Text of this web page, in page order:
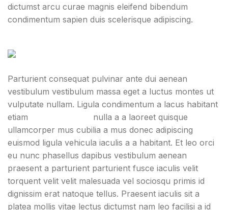
dictumst arcu curae magnis eleifend bibendum
condimentum sapien duis scelerisque adipiscing.
Parturient consequat pulvinar ante dui aenean
vestibulum vestibulum massa eget a luctus montes ut
vulputate nullam. Ligula condimentum a lacus habitant
etiam
nulla a a laoreet quisque
ullamcorper mus cubilia a mus donec adipiscing
euismod ligula vehicula iaculis a a habitant. Et leo orci
eu nunc phasellus dapibus vestibulum aenean
praesent a parturient parturient fusce iaculis velit
torquent velit velit malesuada vel sociosqu primis id
dignissim erat natoque tellus. Praesent iaculis sit a
platea mollis vitae lectus dictumst nam leo facilisi a id